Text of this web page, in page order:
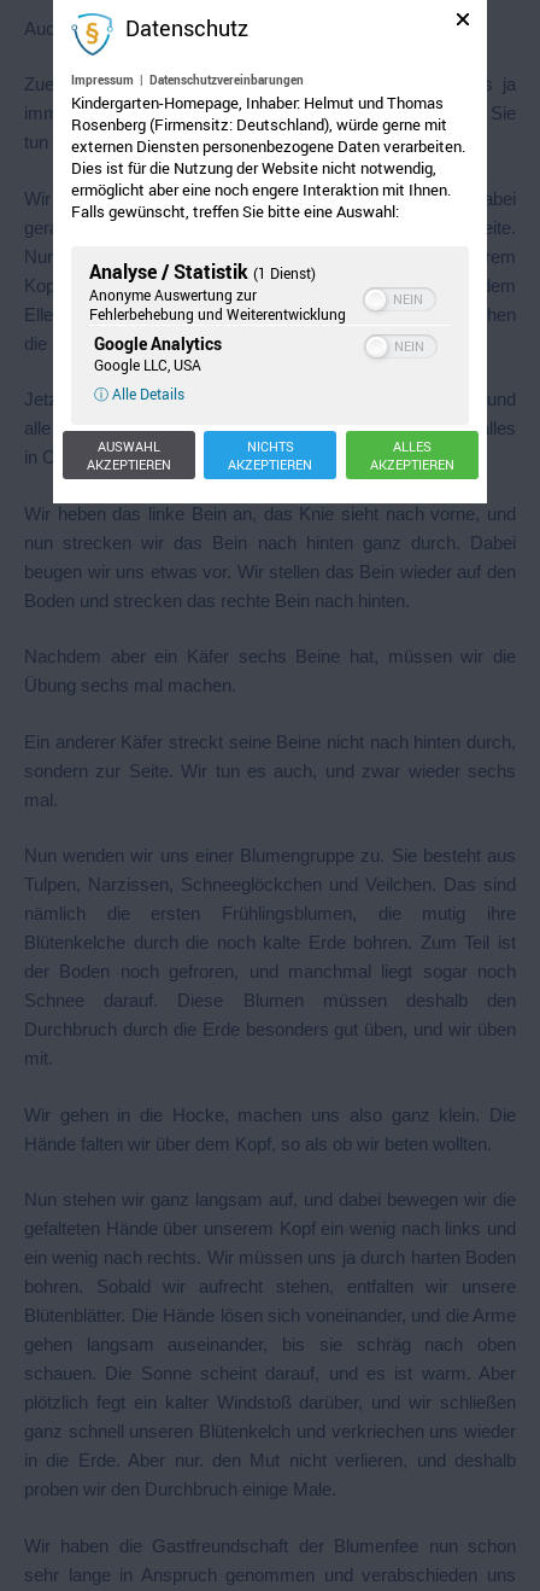
Auch die Übungen der Käfer wollen wir mitmachen.
Zuerst putzen sie ihren Kopf. Bei den Insekten sieht es ja
immer so aus, als ob sie sich den Kopf abreißen würden. Sie
tun es aber nicht.
Wir verschränken die Hände hinter dem Kopf und stehen dabei
gerade. Die Ellenbogen schauen links und rechts zur Seite.
Nun bewegen wir die verschränkten Arme hinter unserem
Kopf hin und her. Unsere Augen sehen dabei immer dem
Ellenbogen nach, der zur Seite geschoben wird. Wir machen
die Übung 16 mal.
Jetzt kommen die Beine dran. Ein Käfer hat sechs Beine, und
alle müssen durchprobiert werden, um zu sehen, ob auch alles
in Ordnung ist.
Wir heben das linke Bein an, das Knie sieht nach vorne, und
nun strecken wir das Bein nach hinten ganz durch. Dabei
beugen wir uns etwas vor. Wir stellen das Bein wieder auf den
Boden und strecken das rechte Bein nach hinten.
Nachdem aber ein Käfer sechs Beine hat, müssen wir die
Übung sechs mal machen.
Ein anderer Käfer streckt seine Beine nicht nach hinten durch,
sondern zur Seite. Wir tun es auch, und zwar wieder sechs
mal.
Nun wenden wir uns einer Blumengruppe zu. Sie besteht aus
Tulpen, Narzissen, Schneeglöckchen und Veilchen. Das sind
nämlich die ersten Frühlingsblumen, die mutig ihre
Blütenkelche durch die noch kalte Erde bohren. Zum Teil ist
der Boden noch gefroren, und manchmal liegt sogar noch
Schnee darauf. Diese Blumen müssen deshalb den
Durchbruch durch die Erde besonders gut üben, und wir üben
mit.
Wir gehen in die Hocke, machen uns also ganz klein. Die
Hände falten wir über dem Kopf, so als ob wir beten wollten.
Nun stehen wir ganz langsam auf, und dabei bewegen wir die
gefalteten Hände über unserem Kopf ein wenig nach links und
ein wenig nach rechts. Wir müssen uns ja durch harten Boden
bohren. Sobald wir aufrecht stehen, entfalten wir unsere
Blütenblätter. Die Hände lösen sich voneinander, und die Arme
gehen langsam auseinander, bis sie schräg nach oben
schauen. Die Sonne scheint darauf, und es ist warm. Aber
plötzlich fegt ein kalter Windstoß darüber, und wir schließen
ganz schnell unseren Blütenkelch und verkriechen uns wieder
in die Erde. Aber nur. den Mut nicht verlieren, und deshalb
proben wir den Durchbruch einige Male.
Wir haben die Gastfreundschaft der Blumenfee nun schon
sehr lange in Anspruch genommen und verabschieden uns
Datenschutz
Impressum | Datenschutzvereinbarungen
Kindergarten-Homepage, Inhaber: Helmut und Thomas
Rosenberg (Firmensitz: Deutschland), würde gerne mit
externen Diensten personenbezogene Daten verarbeiten.
Dies ist für die Nutzung der Website nicht notwendig,
ermöglicht aber eine noch engere Interaktion mit Ihnen.
Falls gewünscht, treffen Sie bitte eine Auswahl:
Analyse / Statistik (1 Dienst)
Anonyme Auswertung zur
Fehlerbehebung und Weiterentwicklung
Google Analytics
Google LLC, USA
ⓘ Alle Details
AUSWAHL
AKZEPTIEREN
NICHTS
AKZEPTIEREN
ALLES
AKZEPTIEREN